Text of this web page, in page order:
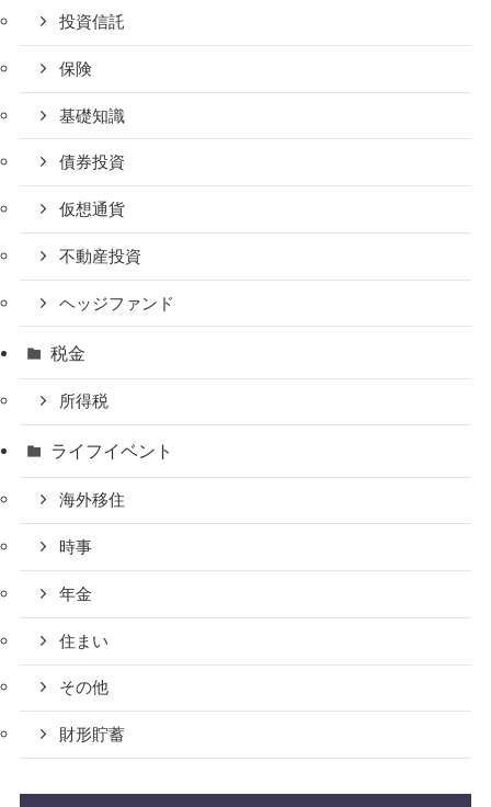
投資信託
保険
基礎知識
債券投資
仮想通貨
不動産投資
ヘッジファンド
税金
所得税
ライフイベント
海外移住
時事
年金
住まい
その他
財形貯蓄